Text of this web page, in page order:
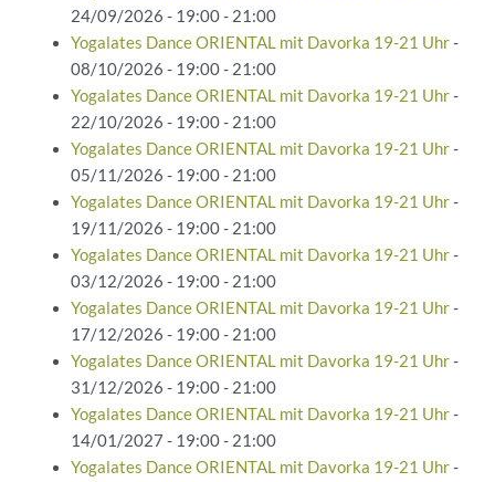
24/09/2026 - 19:00 - 21:00
Yogalates Dance ORIENTAL mit Davorka 19-21 Uhr-
08/10/2026 - 19:00 - 21:00
Yogalates Dance ORIENTAL mit Davorka 19-21 Uhr-
22/10/2026 - 19:00 - 21:00
Yogalates Dance ORIENTAL mit Davorka 19-21 Uhr-
05/11/2026 - 19:00 - 21:00
Yogalates Dance ORIENTAL mit Davorka 19-21 Uhr-
19/11/2026 - 19:00 - 21:00
Yogalates Dance ORIENTAL mit Davorka 19-21 Uhr-
03/12/2026 - 19:00 - 21:00
Yogalates Dance ORIENTAL mit Davorka 19-21 Uhr-
17/12/2026 - 19:00 - 21:00
Yogalates Dance ORIENTAL mit Davorka 19-21 Uhr-
31/12/2026 - 19:00 - 21:00
Yogalates Dance ORIENTAL mit Davorka 19-21 Uhr-
14/01/2027 - 19:00 - 21:00
Yogalates Dance ORIENTAL mit Davorka 19-21 Uhr-